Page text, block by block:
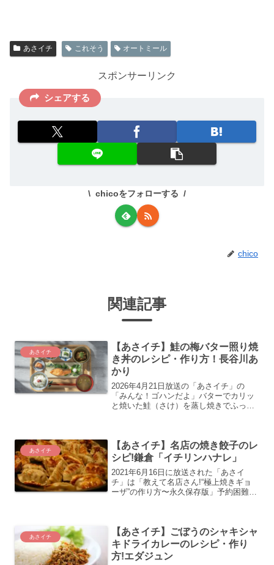
あさイチ これそう オートミール
スポンサーリンク
シェアする
chicoをフォローする
chico
関連記事
あさイチ
【あさイチ】鮭の梅バター照り焼
き丼のレシピ・作り方！長谷川あ
かり
2026年4月21日放送の「あさイチ」の
「みんな！ゴハンだよ」バターでカリッ
と焼いた鮭（さけ）を蒸し焼きでふっく
あかりさんのご飯が進...
あさイチ
【あさイチ】名店の焼き餃子のレ
シピ!鎌倉「イチリンハナレ」
2021年6月16日に放送された「あさイ
チ」は「教えて名店さん!“極上焼きギョ
ーザ”の作り方〜永久保存版」予約困難の
月18日に...
あさイチ
【あさイチ】ごぼうのシャキシャ
キドライカレーのレシピ・作り
方!エダジュン